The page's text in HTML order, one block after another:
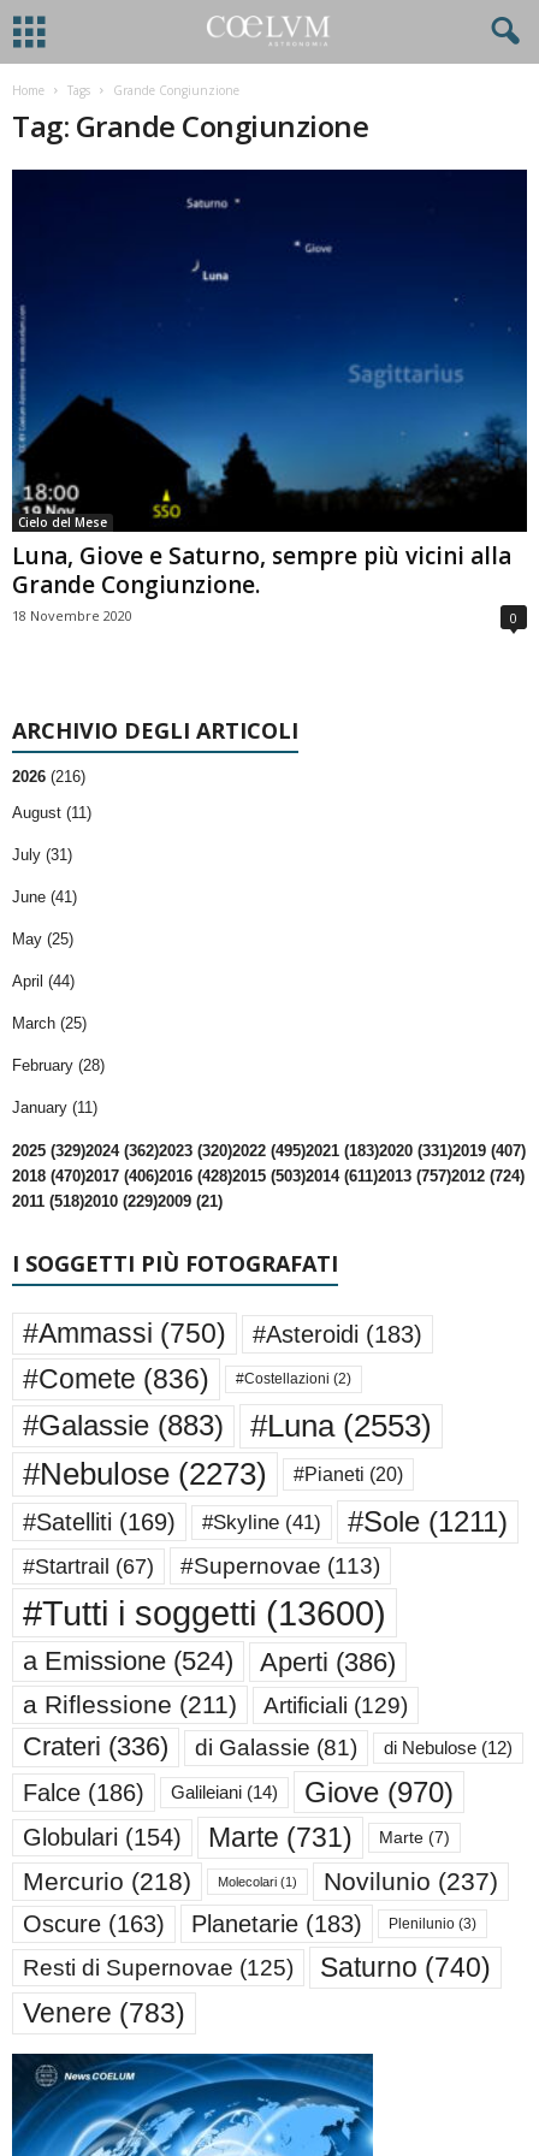
Home Tags Grande Congiunzione
Tag: Grande Congiunzione
Cielo del Mese
Luna, Giove e Saturno, sempre più vicini alla
Grande Congiunzione.
18 Novembre 2020 0
ARCHIVIO DEGLI ARTICOLI
2026 (216)
August (11)
July (31)
June (41)
May (25)
April (44)
March (25)
February (28)
January (11)
2025 (329)2024 (362)2023 (320)2022 (495)2021 (183)2020 (331)2019 (407)
2018 (470)2017 (406)2016 (428)2015 (503)2014 (611)2013 (757)2012 (724)
2011 (518)2010 (229)2009 (21)
I SOGGETTI PIÙ FOTOGRAFATI
#Ammassi (750) #Asteroidi (183)
#Comete (836) #Costellazioni (2)
#Galassie (883) #Luna(2553)
#Nebulose (2273) #Pianeti (20)
#Satelliti (169) #Skyline (41) #Sole (1211)
#Startrail (67) #Supernovae (113)
#Tutti i soggetti (13600)
a Emissione (524) Aperti (386)
a Riflessione (211) Artificiali (129)
Crateri (336) di Galassie (81) di Nebulose (12)
Falce (186) Galileiani (14) Giove (970)
Globulari (154) Marte (731) Marte (7)
Mercurio (218) Molecolari (1) Novilunio (237)
Oscure (163) Planetarie (183) Plenilunio (3)
Resti di Supernovae (125) Saturno (740)
Venere (783)